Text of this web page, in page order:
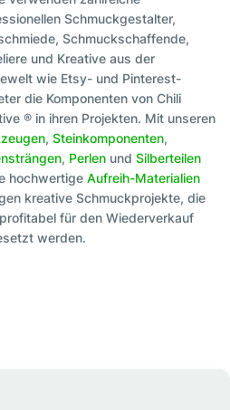
Schmuckgestalter,
Schmuckschaffende,
und Kreative aus der
wie Etsy- und Pinterest-
die Komponenten von Chili
® in ihren Projekten. Mit unseren
,Steinkomponenten,
, Perlen undSilberteilen
hochwertigeAufreih-Materialien
kreative Schmuckprojekte, die
für den Wiederverkauf
werden.